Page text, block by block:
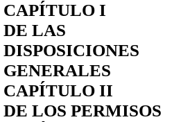
CAPÍTULO I
DE LAS
DISPOSICIONES
GENERALES
CAPÍTULO II
DE LOS PERMISOS